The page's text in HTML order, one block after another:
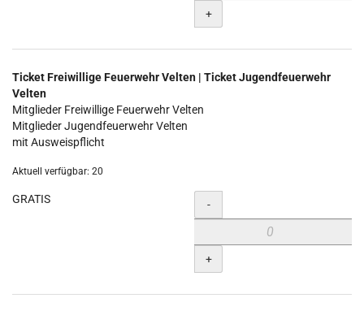
+
Ticket Freiwillige Feuerwehr Velten | Ticket Jugendfeuerwehr
Velten
Mitglieder Freiwillige Feuerwehr Velten
Mitglieder Jugendfeuerwehr Velten
mit Ausweispflicht
Aktuell verfügbar: 20
GRATIS Menge
-
+